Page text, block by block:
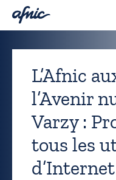
L’Afnic
l’Avenir
Varzy :
tous les
d’Internet
Panneau de gestion des